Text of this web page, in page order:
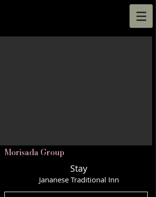
Morisada Group
Stay
Jananese Traditional Inn